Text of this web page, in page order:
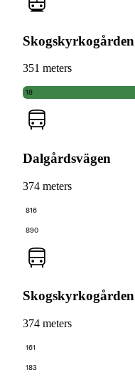
Skogskyrkogården
351 meters
18
Dalgårdsvägen
374 meters
816
890
Skogskyrkogården
374 meters
161
183